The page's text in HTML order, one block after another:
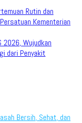
Rutin dan
Kementerian
2026, Wujudkan
dari Penyakit
Bersih, Sehat, dan